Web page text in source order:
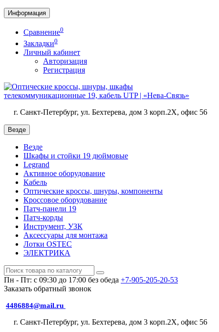
Информация
Сравнение0
Закладки0
Личный кабинет
Авторизация
Регистрация
г. Санкт-Петербург, ул. Бехтерева, дом 3 корп.2X, офис 56
Везде
Везде
Шкафы и стойки 19 дюймовые
Legrand
Активное оборудование
Кабель
Оптические кроссы, шнуры, компоненты
Кроссовое оборудование
Патч-панели 19
Патч-корды
Инструмент, УЗК
Аксессуары для монтажа
Лотки OSTEC
ЭЛЕКТРИКА
Пн - Пт: с 09:30 до 17:00 без обеда +7-905-205-20-53
Заказать обратный звонок
4486884@mail.ru
г. Санкт-Петербург, ул. Бехтерева, дом 3 корп.2X, офис 56